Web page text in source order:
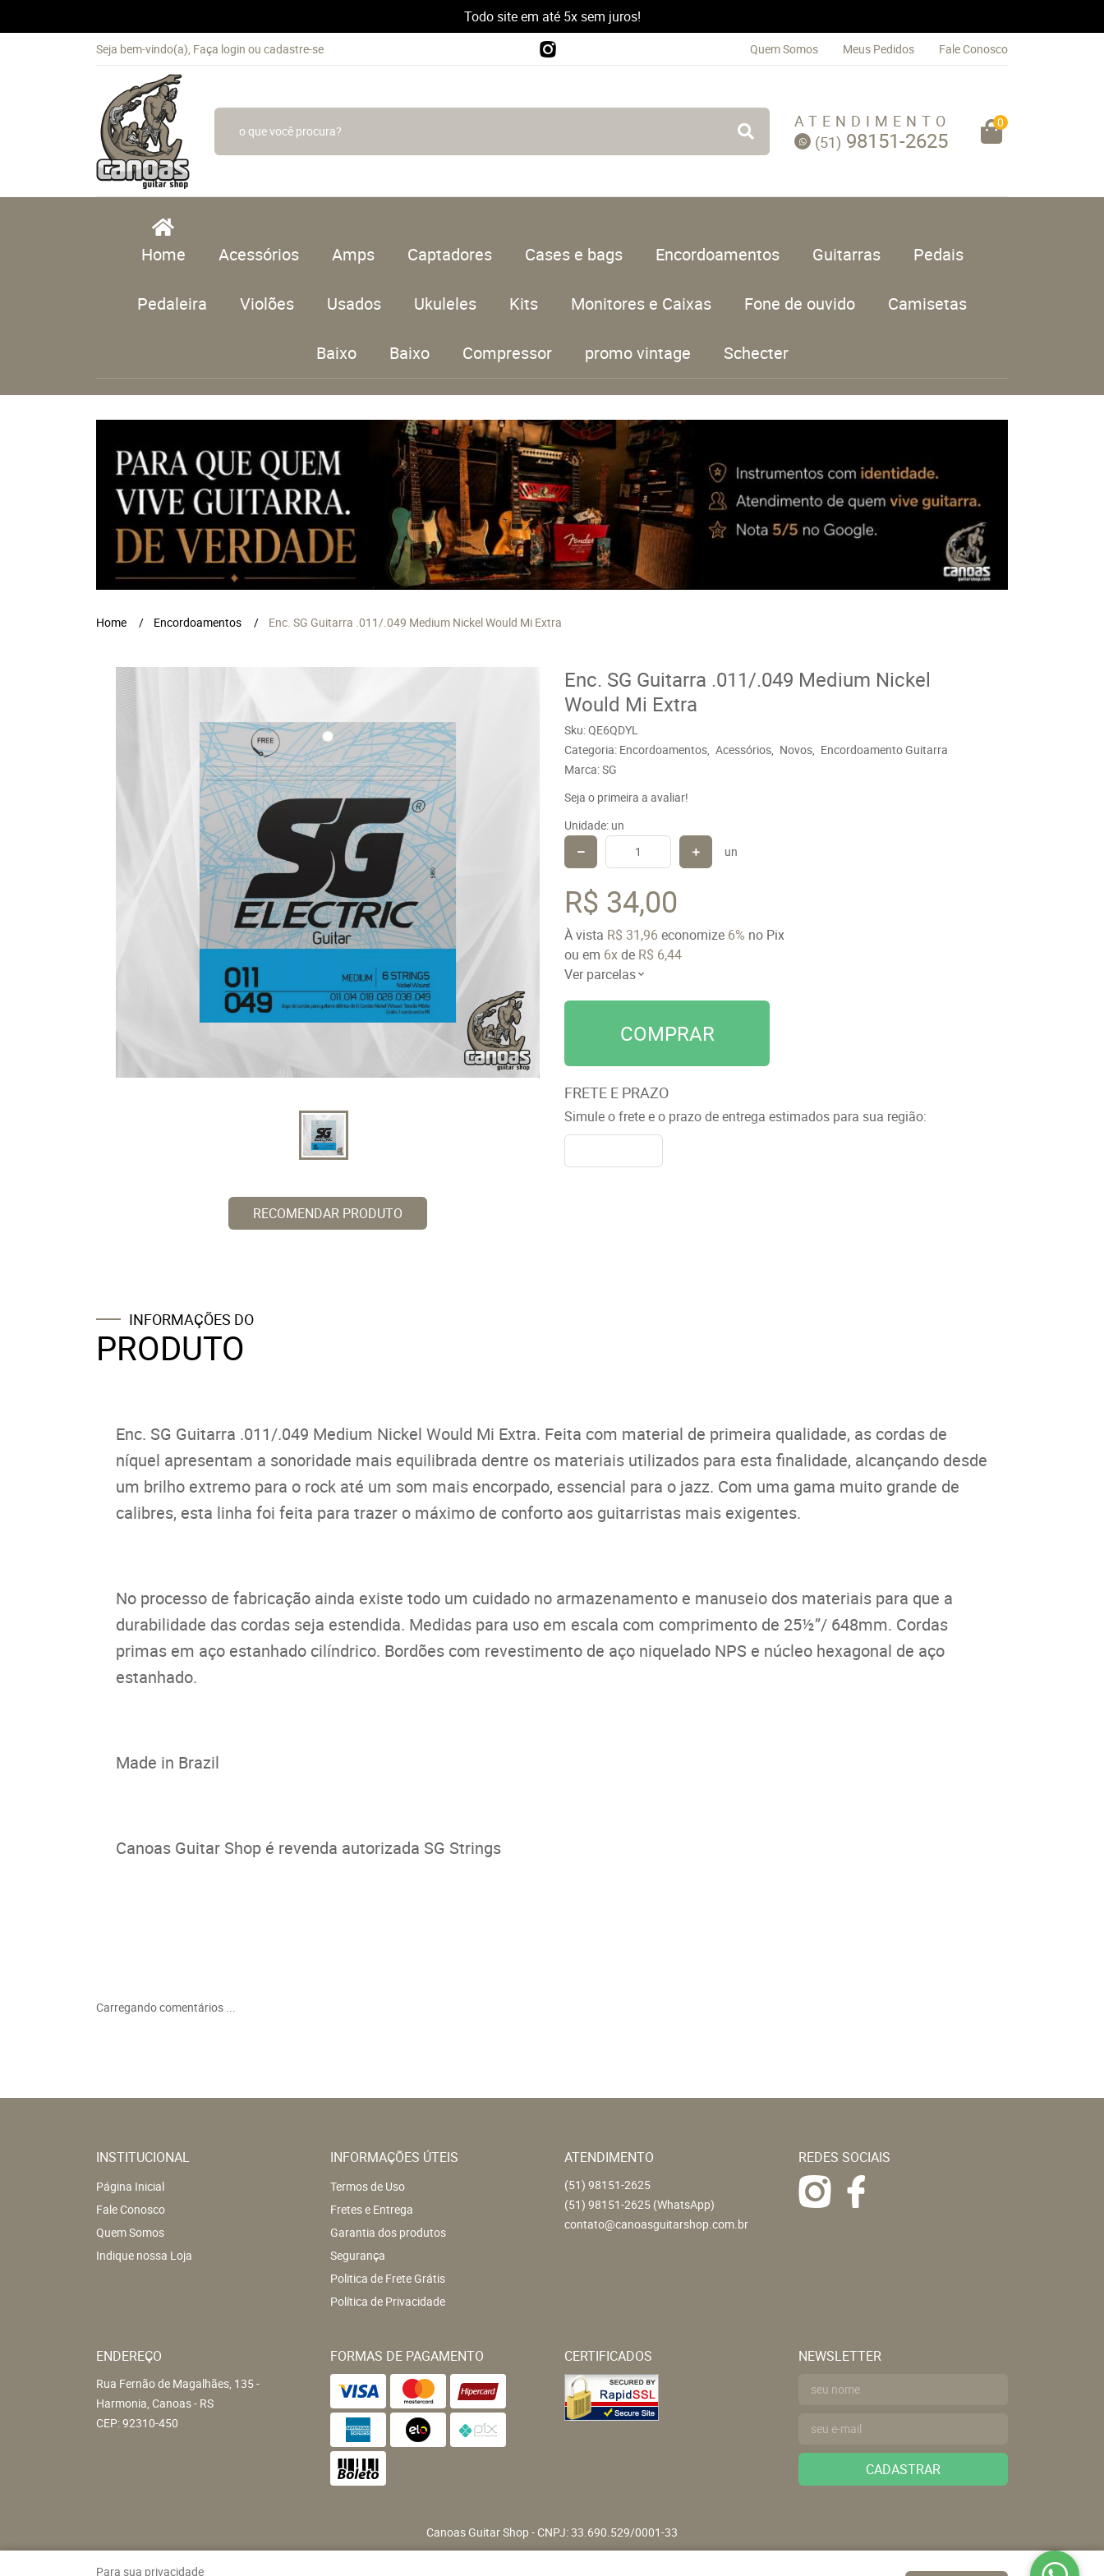
Todo site em até 5x sem juros!
Seja bem-vindo(a), Faça login ou cadastre-se Quem Somos Meus Pedidos Fale Conosco
ATENDIMENTO
(51) 98151-2625
0
Home Acessórios Amps Captadores Cases e bags Encordoamentos Guitarras Pedais
Pedaleira Violões Usados Ukuleles Kits Monitores e Caixas Fone de ouvido Camisetas
Baixo Baixo Compressor promo vintage Schecter
Home Encordoamentos Enc. SG Guitarra .011/.049 Medium Nickel Would Mi Extra
RECOMENDAR PRODUTO
Enc. SG Guitarra .011/.049 Medium Nickel
Would Mi Extra
Sku:QE6QDYL
Categoria: Encordoamentos Acessórios Novos Encordoamento Guitarra
Marca:SG
Seja o primeira a avaliar!
Unidade: un
un
R$ 34,00
À vista R$ 31,96 economize 6% no Pix
ou em 6xde R$ 6,44
Ver parcelas
COMPRAR
FRETE E PRAZO
Simule o frete e o prazo de entrega estimados para sua região:
INFORMAÇÕES DO
PRODUTO
Enc. SG Guitarra .011/.049 Medium Nickel Would Mi Extra. Feita com material de primeira qualidade, as cordas de
níquel apresentam a sonoridade mais equilibrada dentre os materiais utilizados para esta finalidade, alcançando desde
um brilho extremo para o rock até um som mais encorpado, essencial para o jazz. Com uma gama muito grande de
calibres, esta linha foi feita para trazer o máximo de conforto aos guitarristas mais exigentes.
No processo de fabricação ainda existe todo um cuidado no armazenamento e manuseio dos materiais para que a
durabilidade das cordas seja estendida. Medidas para uso em escala com comprimento de 25½”/ 648mm. Cordas
primas em aço estanhado cilíndrico. Bordões com revestimento de aço niquelado NPS e núcleo hexagonal de aço
estanhado.
Made in Brazil
Canoas Guitar Shop é revenda autorizada SG Strings
Carregando comentários ...
INSTITUCIONAL
Página Inicial
Fale Conosco
Quem Somos
Indique nossa Loja
INFORMAÇÕES ÚTEIS
Termos de Uso
Fretes e Entrega
Garantia dos produtos
Segurança
Politica de Frete Grátis
Política de Privacidade
ATENDIMENTO
(51) 98151-2625
(51) 98151-2625 (WhatsApp)
contato@canoasguitarshop.com.br
REDES SOCIAIS
ENDEREÇO
Rua Fernão de Magalhães, 135-
Harmonia, Canoas- RS
CEP: 92310-450
FORMAS DE PAGAMENTO CERTIFICADOS NEWSLETTER
CADASTRAR
Canoas Guitar Shop CNPJ: 33.690.529/0001-33
Para sua privacidade